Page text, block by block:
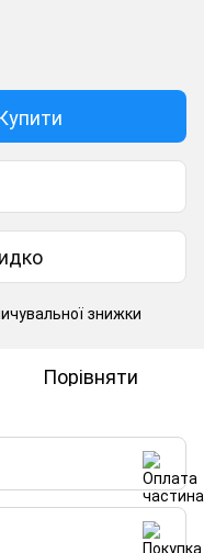
знижки
Порівняти